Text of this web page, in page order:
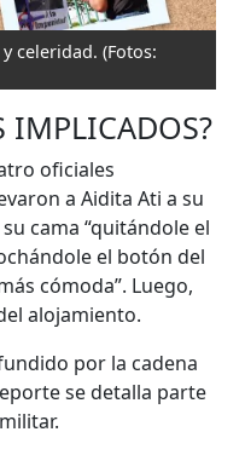
y celeridad.(Fotos:
IMPLICADOS?
oficiales
a Aidita Ati a su
cama “quitándole el
el botón del
cómoda”. Luego,
alojamiento.
por la cadena
se detalla parte